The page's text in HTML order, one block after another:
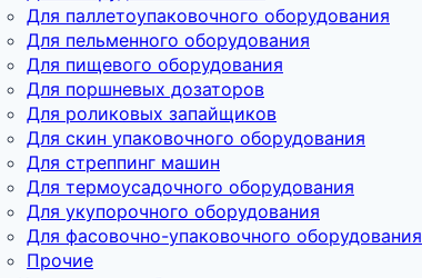
Для паллетоупаковочного оборудования
Для пельменного оборудования
Для пищевого оборудования
Для поршневых дозаторов
Для роликовых запайщиков
Для скин упаковочного оборудования
Для стреппинг машин
Для термоусадочного оборудования
Для укупорочного оборудования
Для фасовочно-упаковочного оборудования
Прочие